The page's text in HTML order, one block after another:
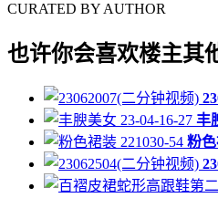
CURATED BY AUTHOR
也许你会喜欢楼主其
丰
粉色